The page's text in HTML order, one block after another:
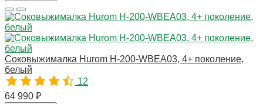
Соковыжималка Hurom H-200-WBEA03, 4+ поколение,
белый
12
64 990 ₽